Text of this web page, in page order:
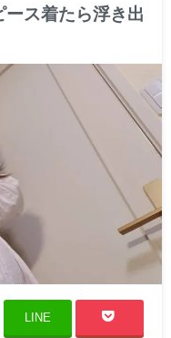
ース着たら浮き出
LINE